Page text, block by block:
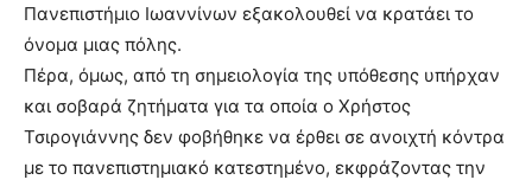
Πανεπιστήμιο Ιωαννίνων εξακολουθεί να κρατάει το
όνομα μιας πόλης.
Πέρα, όμως, από τη σημειολογία της υπόθεσης υπήρχαν
και σοβαρά ζητήματα για τα οποία ο Χρήστος
Τσιρογιάννης δεν φοβήθηκε να έρθει σε ανοιχτή κόντρα
με το πανεπιστημιακό κατεστημένο, εκφράζοντας την